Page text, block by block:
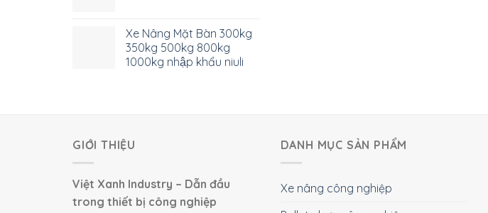
Xe Nâng Mặt Bàn 300kg
350kg 500kg 800kg
1000kg nhập khẩu niuli
GIỚI THIỆU
Việt Xanh Industry – Dẫn đầu
trong thiết bị công nghiệp
DANH MỤC SẢN PHẨM
Xe nâng công nghiệp